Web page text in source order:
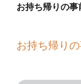
お持ち帰りの事
お持ち帰り